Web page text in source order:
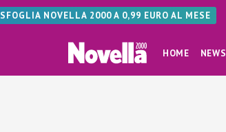
SFOGLIA NOVELLA 2000 A 0,99 EURO AL MESE
HOME NEWS